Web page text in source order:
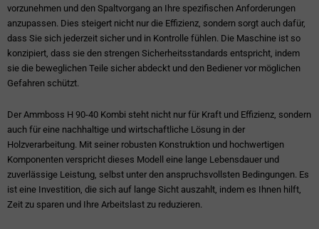
vorzunehmen und den Spaltvorgang an Ihre spezifischen Anforderungen
anzupassen. Dies steigert nicht nur die Effizienz, sondern sorgt auch dafür,
dass Sie sich jederzeit sicher und in Kontrolle fühlen. Die Maschine ist so
konzipiert, dass sie den strengen Sicherheitsstandards entspricht, indem
sie die beweglichen Teile sicher abdeckt und den Bediener vor möglichen
Gefahren schützt.
Der Ammboss H 90-40 Kombi steht nicht nur für Kraft und Effizienz, sondern
auch für eine nachhaltige und wirtschaftliche Lösung in der
Holzverarbeitung. Mit seiner robusten Konstruktion und hochwertigen
Komponenten verspricht dieses Modell eine lange Lebensdauer und
zuverlässige Leistung, selbst unter den anspruchsvollsten Bedingungen. Es
ist eine Investition, die sich auf lange Sicht auszahlt, indem es Ihnen hilft,
Zeit zu sparen und Ihre Arbeitslast zu reduzieren.